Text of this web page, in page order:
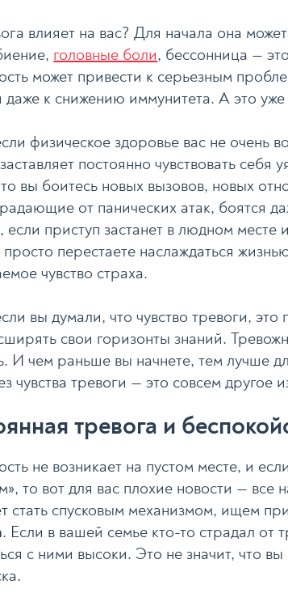
влияет на вас? Для начала она
головные боли, бессонница —
может привести к серьезным
даже к снижению иммунитета. А это
физическое здоровье вас не очень
постоянно чувствовать
вы боитесь новых вызовов, новых
от панических атак, боятся
если приступ застанет в людном
просто перестаете наслаждаться
чувство страха.
вы думали, что чувство тревоги,
свои горизонты знаний.
И чем раньше вы начнете, тем лучше
чувства тревоги — это совсем другое
тревога и
не возникает на пустом месте, и
то вот для вас плохие новости —
стать спусковым механизмом, ищем
. Если в вашей семье кто-то страдал
с ними высоки. Это не значит, что